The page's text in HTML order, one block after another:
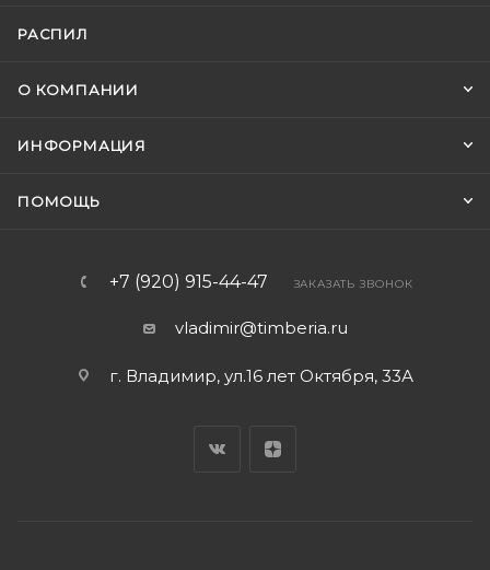
РАСПИЛ
О КОМПАНИИ
ИНФОРМАЦИЯ
ПОМОЩЬ
+7 (920) 915-44-47 ЗАКАЗАТЬ ЗВОНОК
vladimir@timberia.ru
г. Владимир, ул.16 лет Октября, 33А